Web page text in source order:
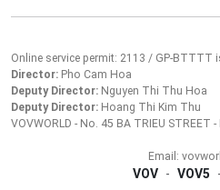
Online service permit: 2113 / GP-BTTTT
Director: Pho Cam Hoa
Deputy Director: Nguyen Thi Thu Hoa
Deputy Director: Hoang Thi Kim Thu
VOVWORLD - No. 45 BA TRIEU STREET
Email:
VOV - VOV5 -